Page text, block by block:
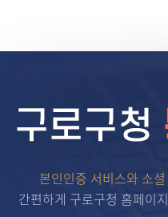
본인인증 서비스와 소
간편하게 구로구청 홈페이